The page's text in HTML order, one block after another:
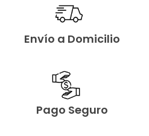
Envío a Domicilio
Pago Seguro